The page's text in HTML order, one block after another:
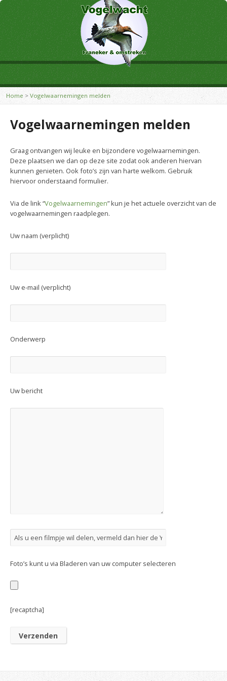
Home > Vogelwaarnemingen melden
Vogelwaarnemingen melden
Graag ontvangen wij leuke en bijzondere vogelwaarnemingen.
Deze plaatsen we dan op deze site zodat ook anderen hiervan
kunnen genieten. Ook foto’s zijn van harte welkom. Gebruik
hiervoor onderstaand formulier.
Via de link “Vogelwaarnemingen” kun je het actuele overzicht van de
vogelwaarnemingen raadplegen.
Uw naam (verplicht)
Uw e-mail (verplicht)
Onderwerp
Uw bericht
Foto’s kunt u via Bladeren van uw computer selecteren
[recaptcha]